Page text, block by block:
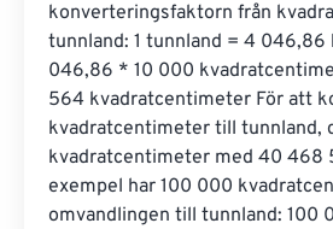
konverteringsfaktorn från
tunnland: 1 tunnland = 4
046,86 * 10 000
564 kvadratcentimeter För att
kvadratcentimeter till tunnland,
kvadratcentimeter med 40 468
exempel har 100 000
omvandlingen till tunnland: 100